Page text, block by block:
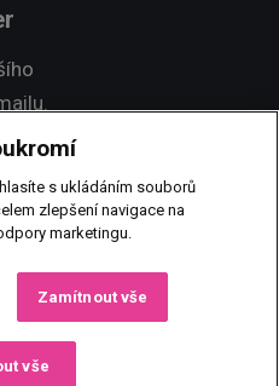
článků a fotografií je bez
s.r.o. zakázáno.
s ukládáním souborů
zlepšení navigace na
marketingu.
Zamítnout vše
vše